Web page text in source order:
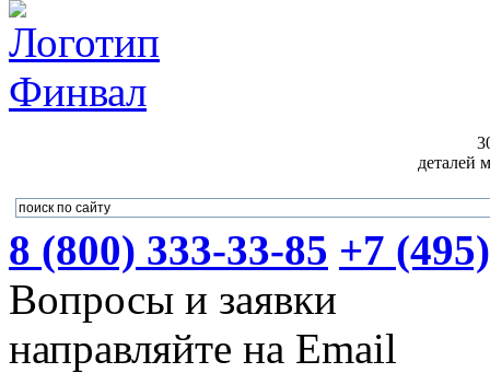
деталей
8 (800) 333-33-85 +7
Вопросы и заявки
направляйте на Email